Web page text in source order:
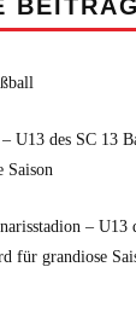
U13 des SC 13
Saison
– U13
für grandiose